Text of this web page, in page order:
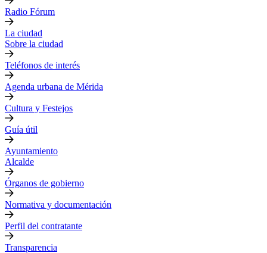
Radio Fórum
La ciudad
Sobre la ciudad
Teléfonos de interés
Agenda urbana de Mérida
Cultura y Festejos
Guía útil
Ayuntamiento
Alcalde
Órganos de gobierno
Normativa y documentación
Perfil del contratante
Transparencia